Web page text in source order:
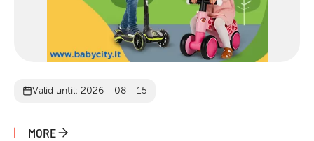
Valid until: 2026 - 08 - 15
MORE